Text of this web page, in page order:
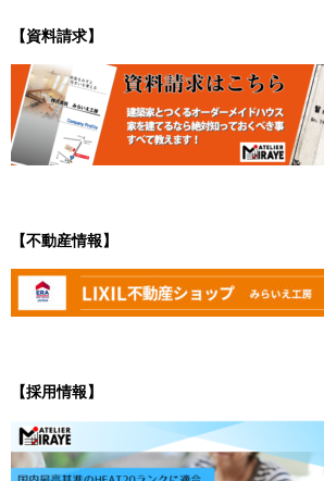
【資料請求】
【不動産情報】
【採用情報】